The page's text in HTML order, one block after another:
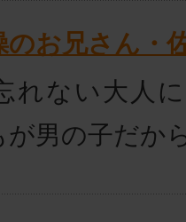
のお兄さん・
れない大人
が男の子だか